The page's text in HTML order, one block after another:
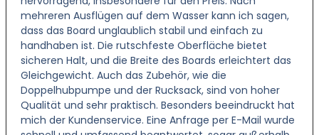
mehreren Ausflügen auf dem Wasser kann ich sagen,
dass das Board unglaublich stabil und einfach zu
handhaben ist. Die rutschfeste Oberfläche bietet
sicheren Halt, und die Breite des Boards erleichtert das
Gleichgewicht. Auch das Zubehör, wie die
Doppelhubpumpe und der Rucksack, sind von hoher
Qualität und sehr praktisch. Besonders beeindruckt hat
mich der Kundenservice. Eine Anfrage per E-Mail wurde